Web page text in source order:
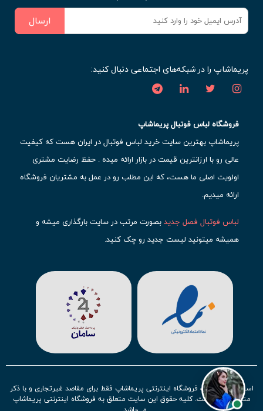
ارسال
پریماشاپ را در شبکه‌های اجتماعی دنبال کنید:
فروشگاه لباس فوتبال پریماشاپ
پریماشاپ بهترین سایت خرید لباس فوتبال در ایران هست که کیفیت
عالی رو با ارزانترین قیمت در بازار ارائه میده . حفظ رضایت مشتری
اولویت اصلی ما هست، که این مطلب رو در عمل به مشتریان فروشگاه
ارائه میدیم.
لباس فوتبال فصل جدیدبصورت مرتب در سایت بارگذاری میشه و
همیشه میتونید لیست جدید رو چک کنید.
حتما مشاهده کنید که قطعا برای تیم های مطرح دنیای فوتبال، تعداد
بیشتری محصول موجود میشه. این مورد شامل
لباس رئال مادرید
لباس اینتر میامی لباس منچستر سیتی
آث میلان میشه.
در ایران هملباس استقلال،لباس پرسپولیسولباس تیم ملی
ایرانتوجه زیادی بشون شده و تقریبا تمام محصولاتشون رو موجود
کردیم.
استفاده از مطالب فروشگاه اینترنتی پریماشاپ فقط برای مقاصد غیرتجاری و با ذکر
منبع بلامانع است. کلیه حقوق این سایت متعلق به فروشگاه اینترنتی پریماشاپ